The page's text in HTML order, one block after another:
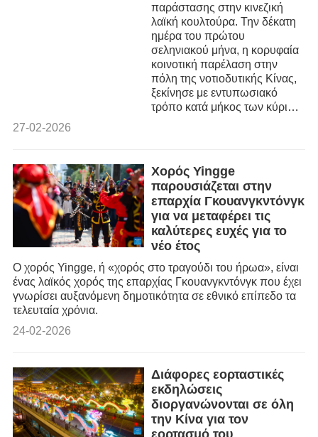
παράστασης στην κινεζική
λαϊκή κουλτούρα. Την δέκατη
ημέρα του πρώτου
σεληνιακού μήνα, η κορυφαία
κοινοτική παρέλαση στην
πόλη της νοτιοδυτικής Κίνας,
ξεκίνησε με εντυπωσιακό
τρόπο κατά μήκος των κύριων
προσφέρουν στους κατοίκους
ένα πλούσιο «πολιτιστικό
γεύμα» για το Νέο Έτος.
27-02-2026
Χορός Yingge
παρουσιάζεται στην
επαρχία Γκουανγκντόνγκ
για να μεταφέρει τις
καλύτερες ευχές για το
νέο έτος
Ο χορός Yingge, ή «χορός στο τραγούδι του ήρωα», είναι
ένας λαϊκός χορός της επαρχίας Γκουανγκντόνγκ που έχει
γνωρίσει αυξανόμενη δημοτικότητα σε εθνικό επίπεδο τα
τελευταία χρόνια.
24-02-2026
Διάφορες εορταστικές
εκδηλώσεις
διοργανώνονται σε όλη
την Κίνα για τον
εορτασμό του